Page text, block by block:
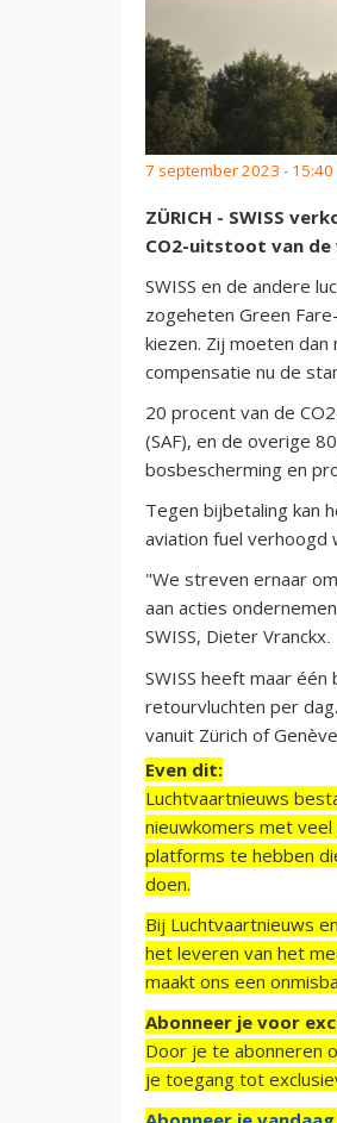
7 september 2023 -
ZÜRICH - SWISS
CO2-uitstoot van
SWISS en de andere
zogeheten Green
kiezen. Zij moeten
compensatie nu de
20 procent van de
(SAF), en de overige
bosbescherming en
Tegen bijbetaling kan
aviation fuel verhoogd
"We streven ernaar
aan acties
SWISS, Dieter Vranckx
SWISS heeft maar
retourvluchten per
vanuit Zürich of
Even dit:
Luchtvaartnieuws
nieuwkomers met
platforms te hebben
doen.
Bij Luchtvaartnieuws
het leveren van het
maakt ons een
Abonneer je voor
Door je te abonneren
je toegang tot